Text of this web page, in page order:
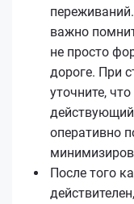
важно
не просто
дороге. При
уточните,
оперативно
После того